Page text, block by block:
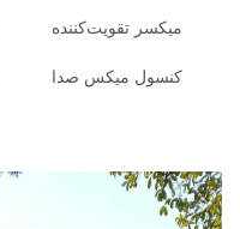
میکسر تقویت‌کننده
کنسول میکس صدا